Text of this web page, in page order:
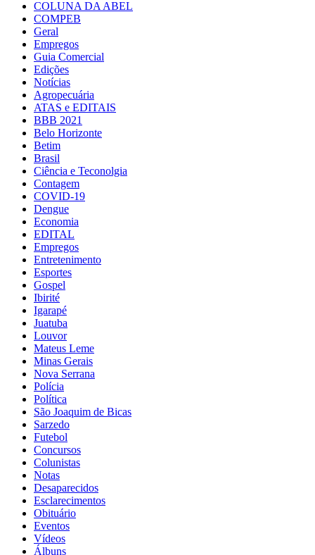
COLUNA DA ABEL
COMPEB
Geral
Empregos
Guia Comercial
Edições
Notícias
Agropecuária
ATAS e EDITAIS
BBB 2021
Belo Horizonte
Betim
Brasil
Ciência e Teconolgia
Contagem
COVID-19
Dengue
Economia
EDITAL
Empregos
Entretenimento
Esportes
Gospel
Ibirité
Igarapé
Juatuba
Louvor
Mateus Leme
Minas Gerais
Nova Serrana
Polícia
Política
São Joaquim de Bicas
Sarzedo
Futebol
Concursos
Colunistas
Notas
Desaparecidos
Esclarecimentos
Obituário
Eventos
Vídeos
Álbuns